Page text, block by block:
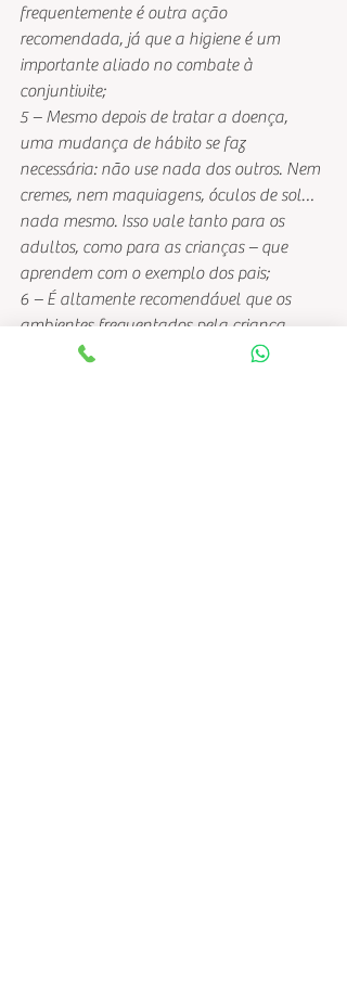
frequentemente é outra ação
recomendada, já que a higiene é um
importante aliado no combate à
conjuntivite;
5 – Mesmo depois de tratar a doença,
uma mudança de hábito se faz
necessária: não use nada dos outros. Nem
cremes, nem maquiagens, óculos de sol…
nada mesmo. Isso vale tanto para os
adultos, como para as crianças – que
aprendem com o exemplo dos pais;
6 – É altamente recomendável que os
ambientes frequentados pela criança
estejam livres de pó e poeira;